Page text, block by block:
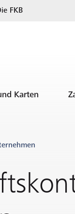
FKB
Karten